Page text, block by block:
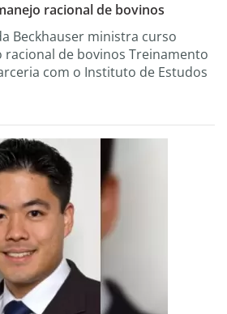
racional de bovinos
Beckhauser ministra curso
de bovinos Treinamento
com o Instituto de Estudos